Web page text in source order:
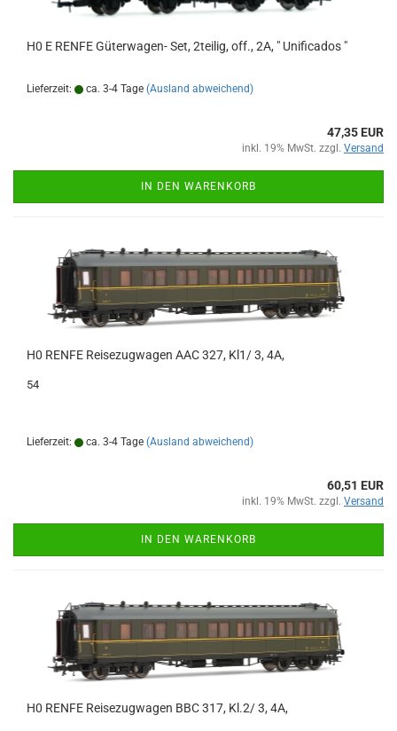
H0 E RENFE Güterwagen- Set, 2teilig, off., 2A, " Unificados "
Lieferzeit: ca. 3-4 Tage (Ausland abweichend)
47,35 EUR
inkl. 19% MwSt. zzgl. Versand
IN DEN WARENKORB
H0 RENFE Reisezugwagen AAC 327, Kl1/ 3, 4A,
54
Lieferzeit: ca. 3-4 Tage (Ausland abweichend)
60,51 EUR
inkl. 19% MwSt. zzgl. Versand
IN DEN WARENKORB
H0 RENFE Reisezugwagen BBC 317, Kl.2/ 3, 4A,